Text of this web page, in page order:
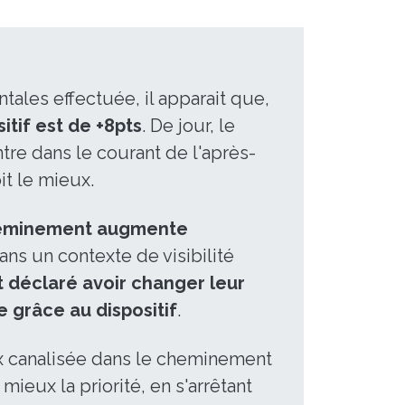
effectuée, il apparait que,
est de +8pts. De jour, le
dans le courant de l'après-
le mieux.
augmente
un contexte de visibilité
déclaré avoir changer leur
grâce au dispositif.
dans le cheminement
la priorité, en s'arrêtant